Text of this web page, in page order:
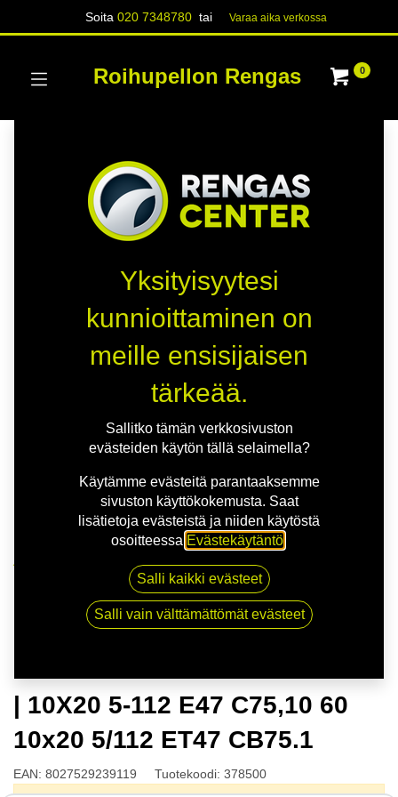
Soita020 7348780 tai Varaa aika verk​​​​ossa
Roihupellon Rengas 0
OZ ESTREMA GT HLT SAT.BLK | 10X20 5-112 E47
C75,10 60 10x20 5/112 ET47 CB75.1
| 10X20 5-112 E47 C75,10 60
10x20 5/112 ET47 CB75.1
EAN: 8027529239119 Tuotekoodi: 378500
Yksityisyytesi
kunnioittaminen on
meille ensisijaisen
tärkeää.
Sallitko tämän verkkosivuston
evästeiden käytön tällä selaimella?
Käytämme evästeitä parantaaksemme
sivuston käyttökokemusta. Saat
lisätietoja evästeistä ja niiden käytöstä
osoitteessa Evästekäytäntö
Salli kaikki evästeet
Salli vain välttämättömät evästeet